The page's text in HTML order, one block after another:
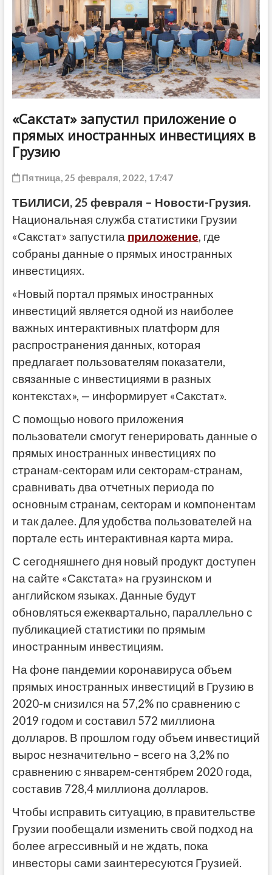
«Сакстат» запустил приложение о
прямых иностранных инвестициях в
Грузию
Пятница, 25 февраля, 2022, 17:47
ТБИЛИСИ, 25 февраля – Новости-Грузия.
Национальная служба статистики Грузии
«Сакстат» запустила приложение, где
собраны данные о прямых иностранных
инвестициях.
«Новый портал прямых иностранных
инвестиций является одной из наиболее
важных интерактивных платформ для
распространения данных, которая
предлагает пользователям показатели,
связанные с инвестициями в разных
контекстах», — информирует «Сакстат».
С помощью нового приложения
пользователи смогут генерировать данные о
прямых иностранных инвестициях по
странам-секторам или секторам-странам,
сравнивать два отчетных периода по
основным странам, секторам и компонентам
и так далее. Для удобства пользователей на
портале есть интерактивная карта мира.
С сегодняшнего дня новый продукт доступен
на сайте «Сакстата» на грузинском и
английском языках. Данные будут
обновляться ежеквартально, параллельно с
публикацией статистики по прямым
иностранным инвестициям.
На фоне пандемии коронавируса объем
прямых иностранных инвестиций в Грузию в
2020-м снизился на 57,2% по сравнению с
2019 годом и составил 572 миллиона
долларов. В прошлом году объем инвестиций
вырос незначительно – всего на 3,2% по
сравнению с январем-сентябрем 2020 года,
составив 728,4 миллиона долларов.
Чтобы исправить ситуацию, в правительстве
Грузии пообещали изменить свой подход на
более агрессивный и не ждать, пока
инвесторы сами заинтересуются Грузией.